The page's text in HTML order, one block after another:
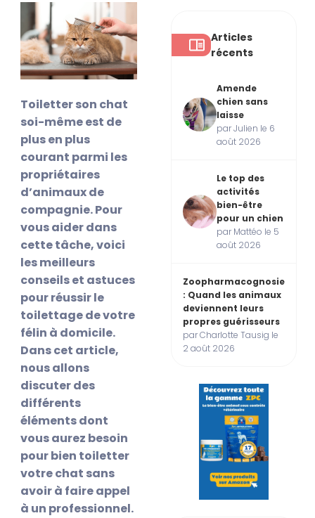
Toiletter son chat
soi-même est de
plus en plus
courant parmi les
propriétaires
d’animaux de
compagnie. Pour
vous aider dans
cette tâche, voici
les meilleurs
conseils et astuces
pour réussir le
toilettage de votre
félin à domicile.
Dans cet article,
nous allons
discuter des
différents
éléments dont
vous aurez besoin
pour bien toiletter
votre chat sans
avoir à faire appel
à un professionnel.
Articles
récents
Amende
chien sans
laisse
par Julien le 6
août 2026
Le top des
activités
bien-être
pour un chien
par Mattéo le 5
août 2026
Zoopharmacognosie
: Quand les animaux
deviennent leurs
propres guérisseurs
par Charlotte Tausig le
2 août 2026